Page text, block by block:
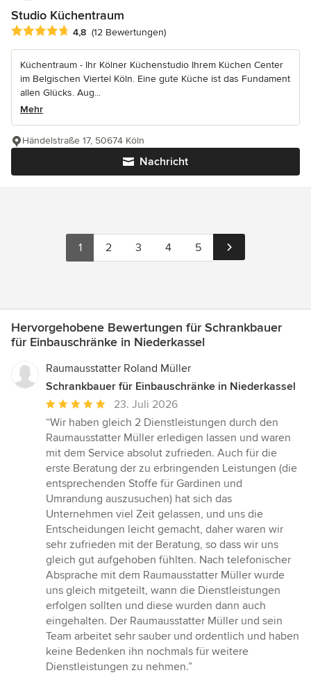
Studio Küchentraum
Durchschnittliche Bewertung: 4.8 von 5 Sternen
4,8 (12 Bewertungen)
Küchentraum - Ihr Kölner Küchenstudio Ihrem Küchen Center
im Belgischen Viertel Köln. Eine gute Küche ist das Fundament
allen Glücks. Aug...
Mehr
Nachricht
Händelstraße 17, 50674 Köln
1 2 3 4 5
Hervorgehobene Bewertungen für Schrankbauer
für Einbauschränke in Niederkassel
Raumausstatter Roland Müller
Schrankbauer für Einbauschränke in Niederkassel
Durchschnittliche
Bewertung:
5
von
5
Sternen
23. Juli 2026
“Wir haben gleich 2 Dienstleistungen durch den
Raumausstatter Müller erledigen lassen und waren
mit dem Service absolut zufrieden. Auch für die
erste Beratung der zu erbringenden Leistungen (die
entsprechenden Stoffe für Gardinen und
Umrandung auszusuchen) hat sich das
Unternehmen viel Zeit gelassen, und uns die
Entscheidungen leicht gemacht, daher waren wir
sehr zufrieden mit der Beratung, so dass wir uns
gleich gut aufgehoben fühlten. Nach telefonischer
Absprache mit dem Raumausstatter Müller wurde
uns gleich mitgeteilt, wann die Dienstleistungen
erfolgen sollten und diese wurden dann auch
eingehalten. Der Raumausstatter Müller und sein
Team arbeitet sehr sauber und ordentlich und haben
keine Bedenken ihn nochmals für weitere
Dienstleistungen zu nehmen.”